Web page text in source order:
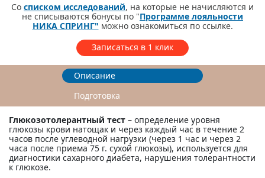
Со списком исследований, на которые не начисляются и
не списываются бонусы по "Программе лояльности
НИКА СПРИНГ" можно ознакомиться по ссылке.
Записаться в 1 клик
Описание
Подготовка
Глюкозотолерантный тест – определение уровня
глюкозы крови натощак и через каждый час в течение 2
часов после углеводной нагрузки (через 1 час и через 2
часа после приема 75 г. сухой глюкозы), используется для
диагностики сахарного диабета, нарушения толерантности
к глюкозе.